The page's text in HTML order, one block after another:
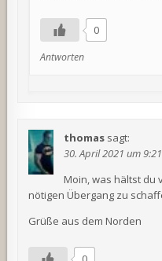
0
Antworten
thomas sagt:
30. April 2021 um
Moin, was hältst du
nötigen Übergang zu
Grüße aus dem Norden